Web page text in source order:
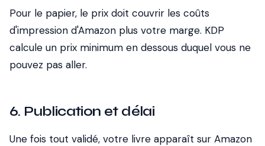
Pour le papier, le prix doit couvrir les coûts
d'impression d'Amazon plus votre marge. KDP
calcule un prix minimum en dessous duquel vous ne
pouvez pas aller.
6. Publication et délai
Une fois tout validé, votre livre apparaît sur Amazon